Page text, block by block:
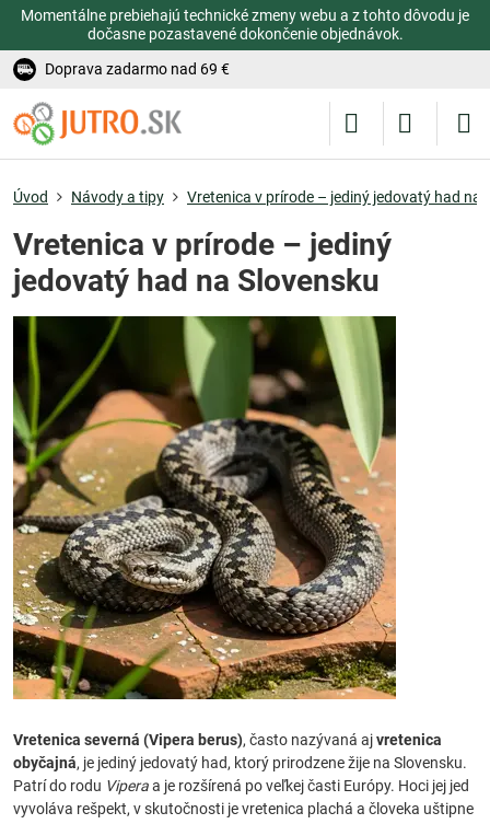
Momentálne prebiehajú technické zmeny webu a z tohto dôvodu je
dočasne pozastavené dokončenie objednávok.
Doprava zadarmo nad 69 €
Úvod Návody a tipy Vretenica v prírode – jediný jedovatý had na
Vretenica v prírode – jediný
jedovatý had na Slovensku
Vretenica severná (Vipera berus), často nazývaná ajvretenica
obyčajná, je jediný jedovatý had, ktorý prirodzene žije na Slovensku.
Patrí do rodu Viperaa je rozšírená po veľkej časti Európy. Hoci jej jed
vyvoláva rešpekt, v skutočnosti je vretenica plachá a človeka uštipne